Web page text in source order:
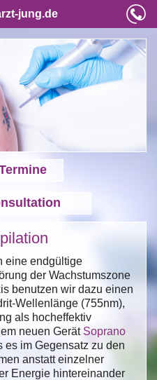
jung.de
eine endgültige
der Wachstumszone
benutzen wir dazu einen
Wellenlänge (755nm),
als hocheffektiv
neuen GerätSoprano
es im Gegensatz zu den
anstatt einzelner
Energie hintereinander